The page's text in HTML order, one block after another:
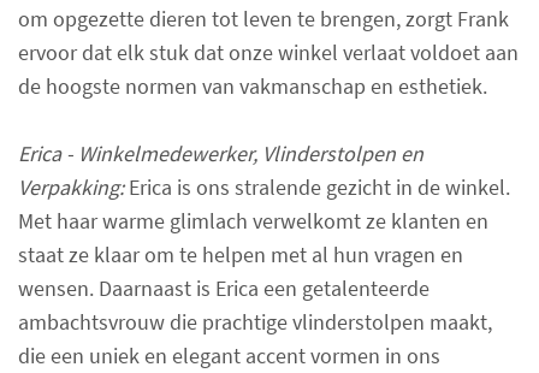
om opgezette dieren tot leven te brengen, zorgt Frank
ervoor dat elk stuk dat onze winkel verlaat voldoet aan
de hoogste normen van vakmanschap en esthetiek.
Erica - Winkelmedewerker, Vlinderstolpen en
Verpakking:Erica is ons stralende gezicht in de winkel.
Met haar warme glimlach verwelkomt ze klanten en
staat ze klaar om te helpen met al hun vragen en
wensen. Daarnaast is Erica een getalenteerde
ambachtsvrouw die prachtige vlinderstolpen maakt,
die een uniek en elegant accent vormen in ons